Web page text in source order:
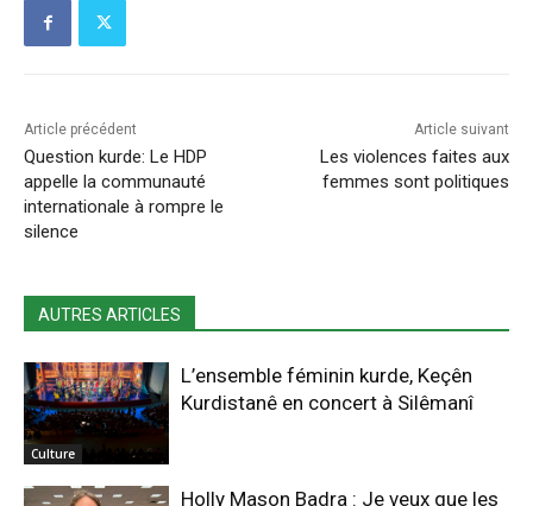
Article précédent
Question kurde: Le HDP
appelle la communauté
internationale à rompre le
silence
Article suivant
Les violences faites aux
femmes sont politiques
AUTRES ARTICLES
Culture
L’ensemble féminin kurde, Keçên
Kurdistanê en concert à Silêmanî
Holly Mason Badra : Je veux que les